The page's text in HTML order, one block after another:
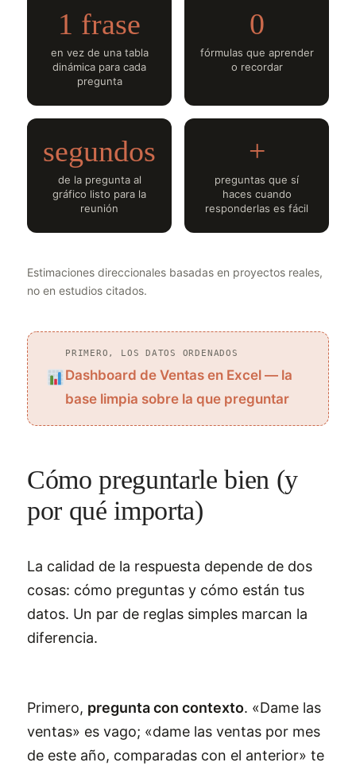
1 frase
en vez de una tabla
dinámica para cada
pregunta
0
fórmulas que aprender
o recordar
segundos
de la pregunta al
gráfico listo para la
reunión
+
preguntas que sí
haces cuando
responderlas es fácil
Estimaciones direccionales basadas en proyectos reales,
no en estudios citados.
PRIMERO, LOS DATOS ORDENADOS
Dashboard de Ventas en Excel — la
base limpia sobre la que preguntar
Cómo preguntarle bien (y
por qué importa)
La calidad de la respuesta depende de dos
cosas: cómo preguntas y cómo están tus
datos. Un par de reglas simples marcan la
diferencia.
Primero, pregunta con contexto. «Dame las
ventas» es vago; «dame las ventas por mes
de este año, comparadas con el anterior» te